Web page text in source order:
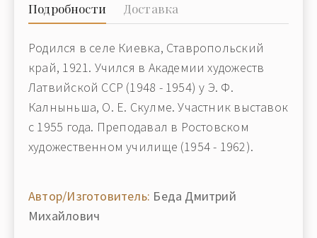
Подробности Доставка
Родился в селе Киевка, Ставропольский
край, 1921. Учился в Академии художеств
Латвийской ССР (1948 - 1954) у Э. Ф.
Калныньша, О. Е. Скулме. Участник выставок
с 1955 года. Преподавал в Ростовском
художественном училище (1954 - 1962).
Автор/Изготовитель: Беда Дмитрий
Михайлович